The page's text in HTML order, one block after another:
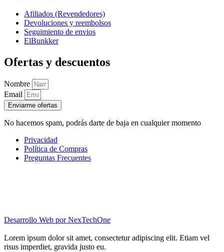
Afiliados (Revendedores)
Devoluciones y reembolsos
Seguimiento de envios
ElBunkker
Ofertas y descuentos
Nombre
Email
Enviarme ofertas
No hacemos spam, podrás darte de baja en cualquier momento
Privacidad
Política de Compras
Preguntas Frecuentes
Desarrollo Web porNexTechOne
Lorem ipsum dolor sit amet, consectetur adipiscing elit. Etiam vel
risus imperdiet, gravida justo eu.